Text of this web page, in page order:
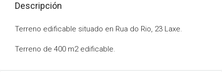
Descripción
Terreno edificable situado en Rua do Rio, 23 Laxe.
Terreno de 400 m2 edificable.